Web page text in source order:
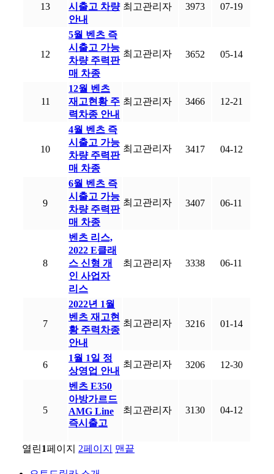
13
시출고 차량
안내
최고관리자 3973 07-19
12
5월 벤츠 즉
시출고 가능
차량 주력판
매 차종
최고관리자 3652 05-14
11
12월 벤츠
재고현황 주
력차종 안내
최고관리자 3466 12-21
10
4월 벤츠 즉
시출고 가능
차량 주력판
매 차종
최고관리자 3417 04-12
9
6월 벤츠 즉
시출고 가능
차량 주력판
매 차종
최고관리자 3407 06-11
8
벤츠 리스,
2022 E클래
스 신형 개
인 사업자
리스
최고관리자 3338 06-11
7
2022년 1월
벤츠 재고현
황 주력차종
안내
최고관리자 3216 01-14
6
1월 1일 정
상영업 안내
최고관리자 3206 12-30
5
벤츠 E350
아방가르드
AMG Line
즉시출고
최고관리자 3130 04-12
열린1페이지 2페이지 맨끝